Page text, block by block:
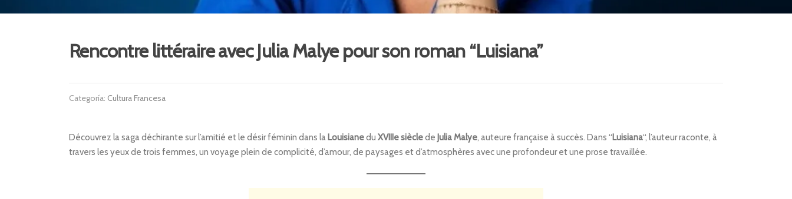
Rencontre littéraire avec Julia Malye pour son roman “Luisiana”
Categoría: Cultura Francesa
Découvrez la saga déchirante sur l’amitié et le désir féminin dans la Louisianedu XVIIIe sièclede Julia Malye, auteure française à succès. Dans “Luisiana“, l’auteur raconte, à
travers les yeux de trois femmes, un voyage plein de complicité, d’amour, de paysages et d’atmosphères avec une profondeur et une prose travaillée.